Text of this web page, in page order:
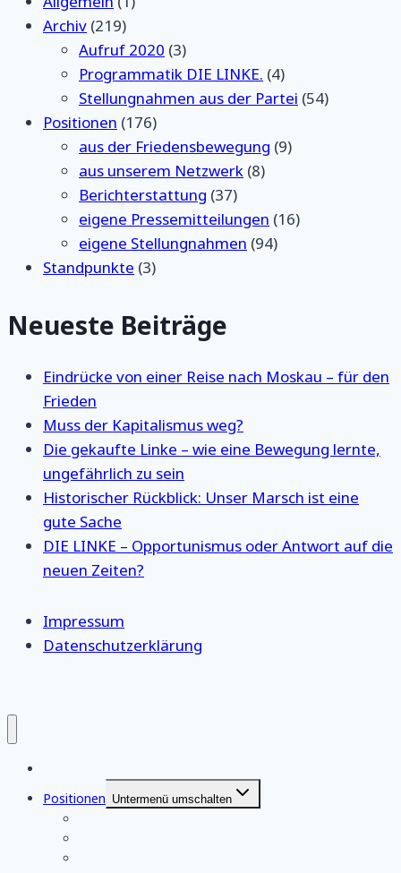
Archiv (219)
Aufruf 2020 (3)
Programmatik DIE LINKE. (4)
Stellungnahmen aus der Partei (54)
Positionen (176)
aus der Friedensbewegung (9)
aus unserem Netzwerk (8)
Berichterstattung (37)
eigene Pressemitteilungen (16)
eigene Stellungnahmen (94)
Standpunkte (3)
Neueste Beiträge
Eindrücke von einer Reise nach Moskau – für den
Frieden
Muss der Kapitalismus weg?
Die gekaufte Linke – wie eine Bewegung lernte,
ungefährlich zu sein
Historischer Rückblick: Unser Marsch ist eine
gute Sache
DIE LINKE – Opportunismus oder Antwort auf die
neuen Zeiten?
Impressum
Datenschutzerklärung
Positionen Untermenü umschalten